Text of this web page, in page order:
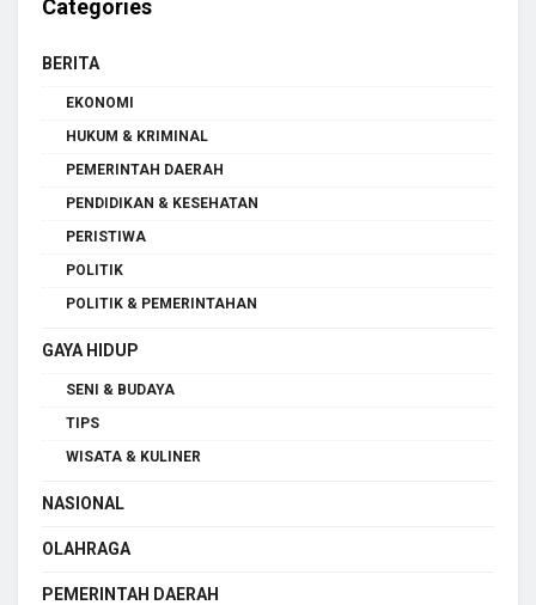
Categories
BERITA
EKONOMI
HUKUM & KRIMINAL
PEMERINTAH DAERAH
PENDIDIKAN & KESEHATAN
PERISTIWA
POLITIK
POLITIK & PEMERINTAHAN
GAYA HIDUP
SENI & BUDAYA
TIPS
WISATA & KULINER
NASIONAL
OLAHRAGA
PEMERINTAH DAERAH